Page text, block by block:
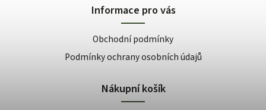
Informace pro vás
Obchodní podmínky
Podmínky ochrany osobních údajů
Nákupní košík